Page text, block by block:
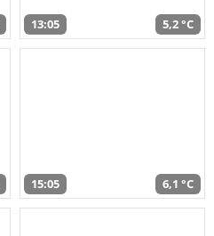
13:05 5,2 °C
15:05 6,1 °C